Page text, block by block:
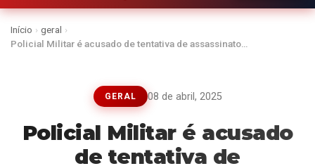
Início › geral ›
Policial Militar é acusado de tentativa de assassinato…
GERAL 08 de abril, 2025
Policial Militar é acusado
de tentativa de